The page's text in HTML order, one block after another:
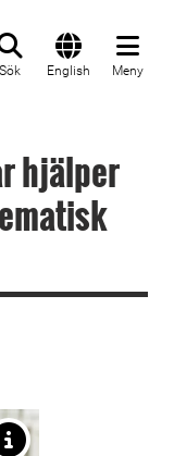
Sök English Meny
hjälper